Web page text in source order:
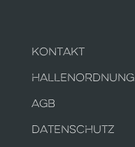
KONTAKT
HALLENORDNUNG
AGB
DATENSCHUTZ